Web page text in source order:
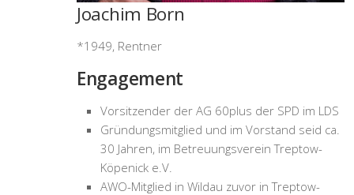
Joachim Born
*1949, Rentner
Engagement
Vorsitzender der AG 60plus der SPD im LDS
Gründungsmitglied und im Vorstand seid ca.
30 Jahren, im Betreuungsverein Treptow-
Köpenick e.V.
AWO-Mitglied in Wildau zuvor in Treptow-